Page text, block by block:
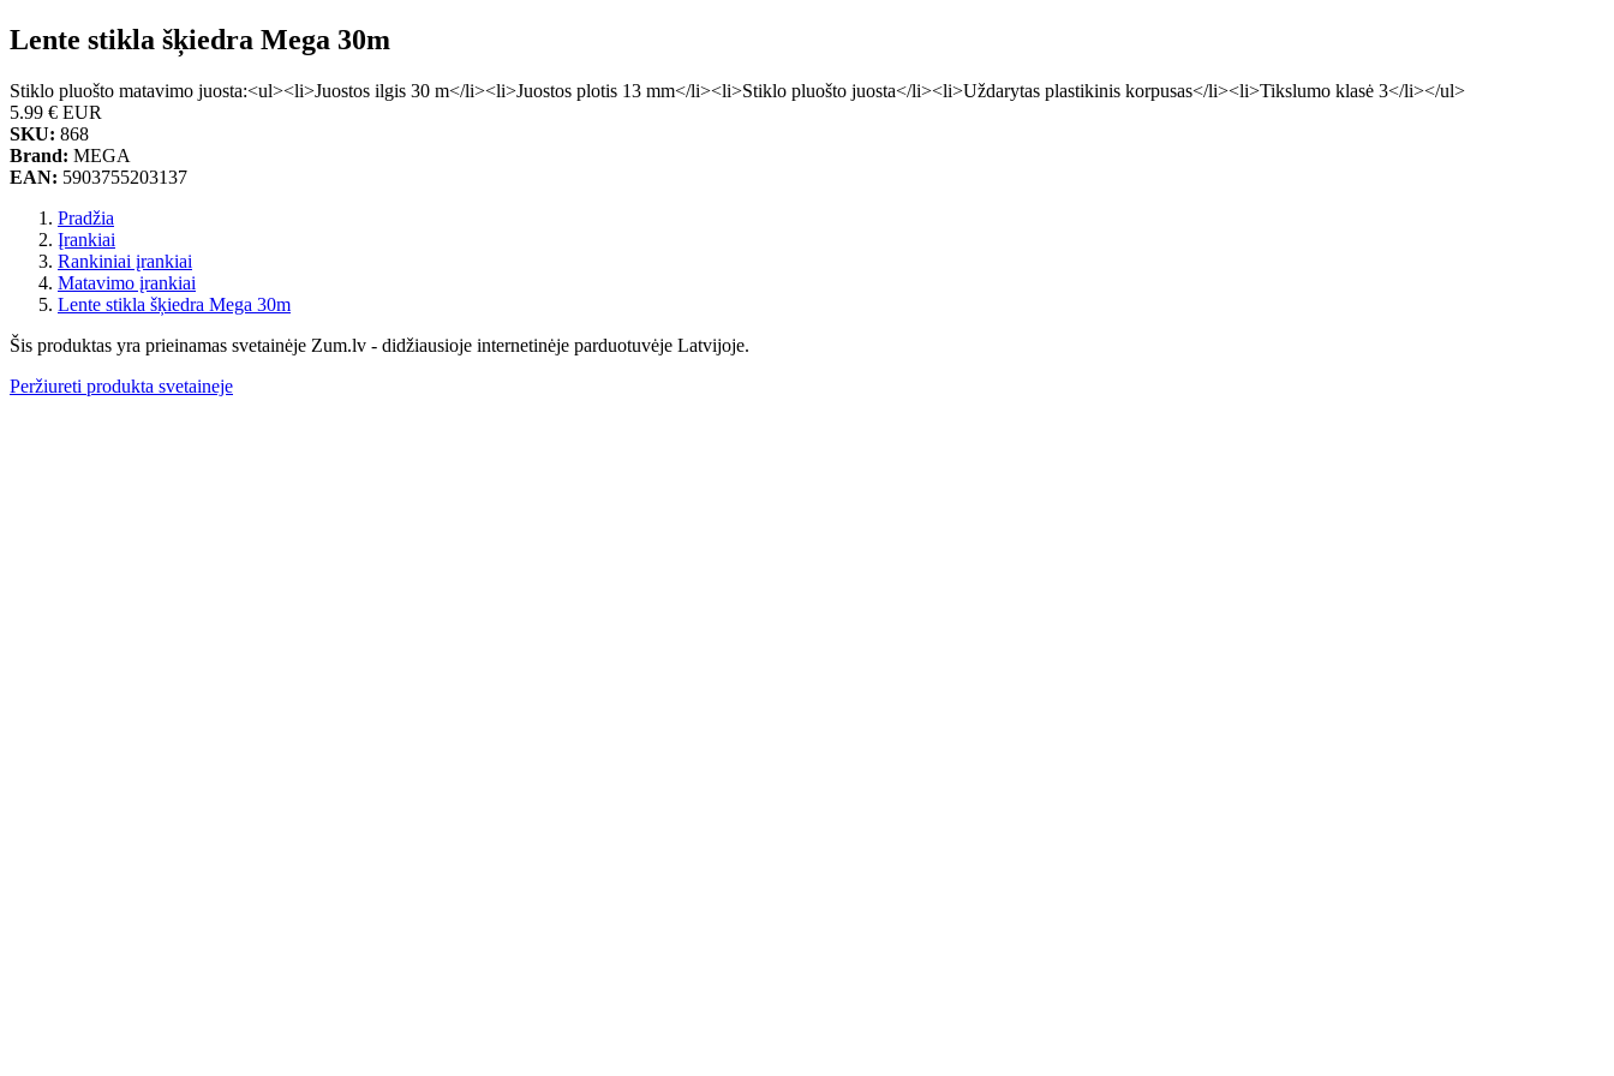
Lente stikla šķiedra Mega 30m
Stiklo pluošto matavimo juosta:<ul><li>Juostos ilgis 30 m</li><li>Juostos plotis 13 mm</li><li>Stiklo pluošto juosta</li><li>Uždarytas plastikinis korpusas</li><li>Tikslumo klasė 3</li></ul>
5.99 € EUR
SKU: 868
Brand: MEGA
EAN: 5903755203137
Pradžia
Įrankiai
Rankiniai įrankiai
Matavimo įrankiai
Lente stikla šķiedra Mega 30m
Šis produktas yra prieinamas svetainėje Zum.lv - didžiausioje internetinėje parduotuvėje Latvijoje.
Peržiureti produkta svetaineje